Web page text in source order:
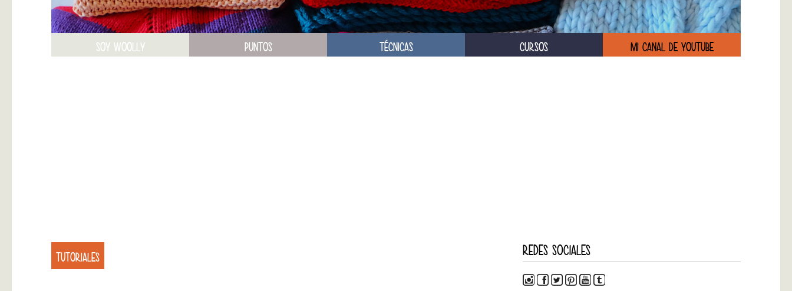
SOY WOOLLY PUNTOS TÉCNICAS CURSOS MI CANAL DE YOUTUBE
TUTORIALES REDES SOCIALES